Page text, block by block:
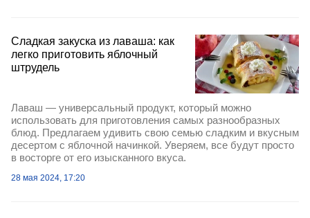
Сладкая закуска из лаваша: как
легко приготовить яблочный
штрудель
Лаваш — универсальный продукт, который можно
использовать для приготовления самых разнообразных
блюд. Предлагаем удивить свою семью сладким и вкусным
десертом с яблочной начинкой. Уверяем, все будут просто
в восторге от его изысканного вкуса.
28 мая 2024, 17:20